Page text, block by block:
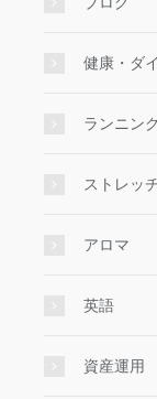
健康・ダ
ランニン
ストレッ
アロマ
英語
資産運用